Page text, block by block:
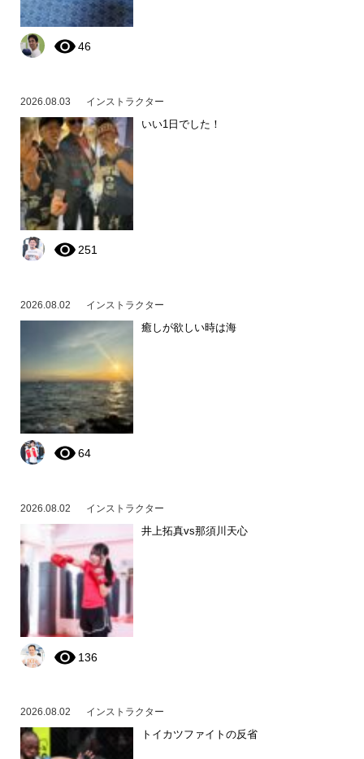
46
2026.08.03 インストラクター
いい1日でした！
251
2026.08.02 インストラクター
癒しが欲しい時は海
64
2026.08.02 インストラクター
井上拓真vs那須川天心
136
2026.08.02 インストラクター
トイカツファイトの反省